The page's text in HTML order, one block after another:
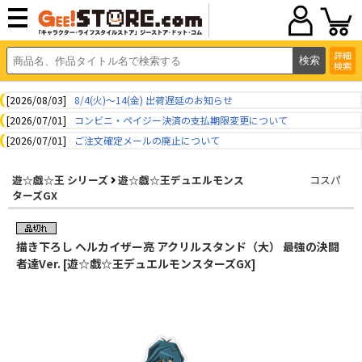
詳細
検索
[2026/08/03]
8/4(火)～14(金) 出荷遅延のお知らせ
[2026/07/01]
コンビニ・ペイジー決済の支払期限変更について
[2026/07/01]
ご注文確定メールの廃止について
遊☆戯☆王 シリーズ
遊☆戯☆王デュエルモンス
ターズGX
コスパ
描き下ろし ヘルカイザー亮 アクリルスタンド（大） 最強の決闘
者達Ver. [遊☆戯☆王デュエルモンスターズGX]